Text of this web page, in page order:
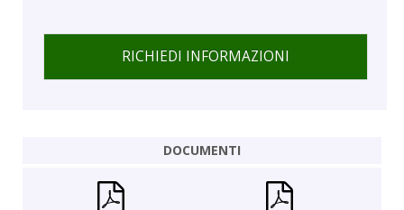
RICHIEDI INFORMAZIONI
DOCUMENTI